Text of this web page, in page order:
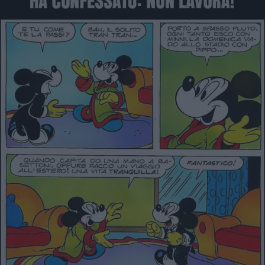
Post più chiacchierati della settimana
Zero chiacchiere
Post ufficiali di Facciabuco